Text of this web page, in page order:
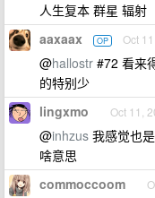
人生复本 群星 辐射
aaxaax OP Oct
@hallostr #72 看来
的特别少
lingxmo Oct 11,
@inhzus 我感觉也
啥意思
commoccoom